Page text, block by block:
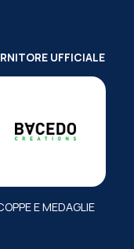
UFFICIALE
E MEDAGLIE